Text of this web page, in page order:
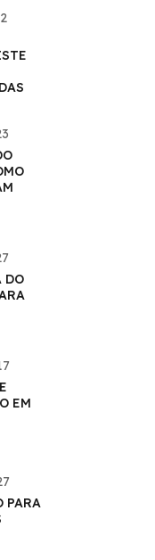
DO
EM
PARA